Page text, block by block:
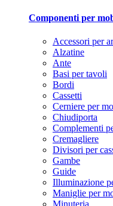
Componenti per
Accessori per
Alzatine
Ante
Basi per tavoli
Bordi
Cassetti
Cerniere per
Chiudiporta
Complementi
Cremagliere
Divisori per
Gambe
Guide
Illuminazione
Maniglie per